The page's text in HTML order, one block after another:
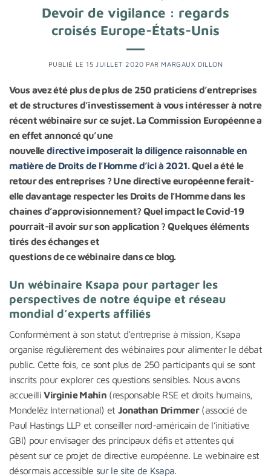
Devoir de vigilance : regards
croisés Europe-États-Unis
PUBLIÉ LE 15 JUILLET 2020 PAR MARGAUX DILLON
Vous avez été plus de plus de 250 praticiens d’entreprises
et de structures d’investissement à vous intéresser à notre
récent wébinaire sur ce sujet. La Commission Européenne a
en effet annoncé qu’une
nouvelledirective imposerait la diligence raisonnable en
matière de Droits de l’Homme d’ici à 2021. Quel a été le
retour des entreprises ? Une directive européenne ferait-
elle davantage respecter les Droits de l’Homme dans les
chaînes d’approvisionnement? Quel impact le Covid-19
pourrait-il avoir sur son application ? Quelques éléments
tirés des échanges et
questions de ce wébinaire dans ce blog.
Un wébinaire Ksapa pour partager les
perspectives de notre équipe et réseau
mondial d’experts affiliés
Conformément à son statut d’entreprise à mission, Ksapa
organise régulièrement des wébinaires pour alimenter le débat
public. Cette fois, ce sont plus de 250 participants qui se sont
inscrits pour explorer ces questions sensibles. Nous avons
accueilliVirginie Mahin(responsable RSE et droits humains,
Mondelēz International) et Jonathan Drimmer(associé de
Paul Hastings LLP et conseiller nord-américain de l’initiative
GBI) pour envisager des principaux défis et attentes qui
pèsent sur ce projet de directive européenne. Le webinaire est
désormais accessible sur le site de Ksapa.